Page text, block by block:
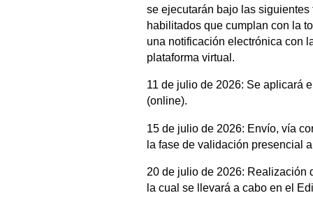
se ejecutarán bajo las
habilitados que cumplan con la
una notificación electrónica con
plataforma virtual.
11 de julio de 2026: Se aplicará
(online).
15 de julio de 2026: Envío, vía
la fase de validación presencial
20 de julio de 2026: Realización
la cual se llevará a cabo en el